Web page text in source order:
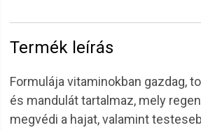
Termék leírás
Formulája vitaminokban gazdag,
és mandulát tartalmaz, mely
megvédi a hajat, valamint